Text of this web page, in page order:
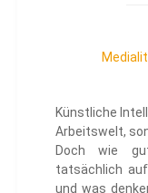
Künstliche
Arbeitswelt,
Doch wie
tatsächlich
und was